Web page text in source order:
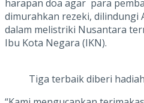
harapan doa agar para
dimurahkan rezeki, dilindungi
dalam melistriki Nusantara
Ibu Kota Negara (IKN).
Tiga terbaik diberi